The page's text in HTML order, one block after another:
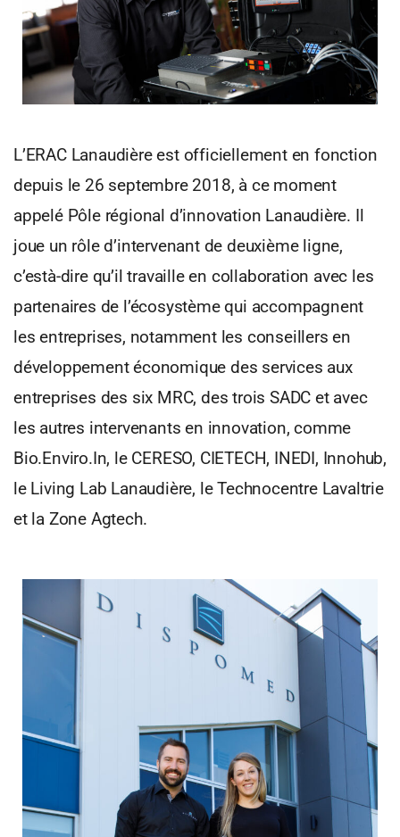
L’ERAC Lanaudière est officiellement en fonction
depuis le 26 septembre 2018, à ce moment
appelé Pôle régional d’innovation Lanaudière. Il
joue un rôle d’intervenant de deuxième ligne,
c’està-dire qu’il travaille en collaboration avec les
partenaires de l’écosystème qui accompagnent
les entreprises, notamment les conseillers en
développement économique des services aux
entreprises des six MRC, des trois SADC et avec
les autres intervenants en innovation, comme
Bio.Enviro.In, le CERESO, CIETECH, INEDI, Innohub,
le Living Lab Lanaudière, le Technocentre Lavaltrie
et la Zone Agtech.